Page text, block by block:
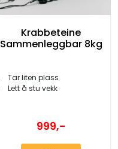
Krabbeteine
Sammenleggbar 8kg
Tar liten plass
Lett å stu vekk
999,-